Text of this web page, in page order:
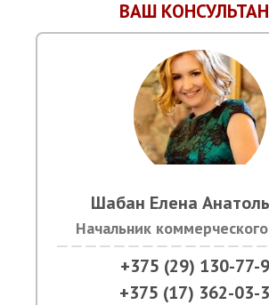
ВАШ
Шабан Елена
Начальник
+375 (29) 130-77-
+375 (17) 362-03-